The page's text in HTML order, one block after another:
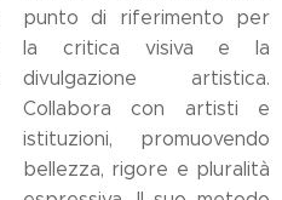
punto di riferimento per
la critica visiva e la
divulgazione artistica.
Collabora con artisti e
istituzioni, promuovendo
bellezza, rigore e pluralità